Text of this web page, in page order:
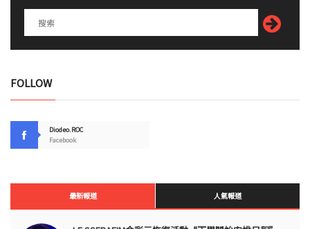
FOLLOW
Diodeo.ROC
Facebook
最新報道 人氣報道